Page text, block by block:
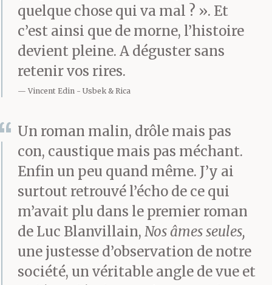
quelque chose qui va mal ? ». Et
c’est ainsi que de morne, l’histoire
devient pleine. A déguster sans
retenir vos rires.
Vincent Edin Usbek & Rica
Un roman malin, drôle mais pas
con, caustique mais pas méchant.
Enfin un peu quand même. J’y ai
surtout retrouvé l’écho de ce qui
m’avait plu dans le premier roman
de Luc Blanvillain, Nos âmes seules,
une justesse d’observation de notre
société, un véritable angle de vue et